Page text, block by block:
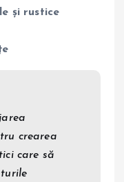
și rustice
crearea
care să